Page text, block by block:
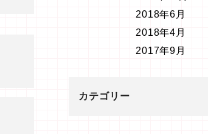
2018年6月
2018年4月
2017年9月
カテゴリー